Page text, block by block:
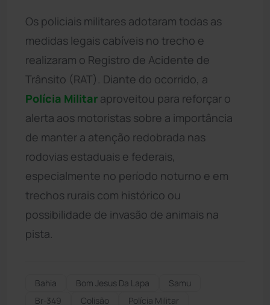
Os policiais militares adotaram todas as
medidas legais cabíveis no trecho e
realizaram o Registro de Acidente de
Trânsito (RAT). Diante do ocorrido, a
Polícia Militar aproveitou para reforçar o
alerta aos motoristas sobre a importância
de manter a atenção redobrada nas
rodovias estaduais e federais,
especialmente no período noturno e em
trechos rurais com histórico ou
possibilidade de invasão de animais na
pista.
Bahia Bom Jesus Da Lapa
Samu
Br-349
Colisão Polícia Militar